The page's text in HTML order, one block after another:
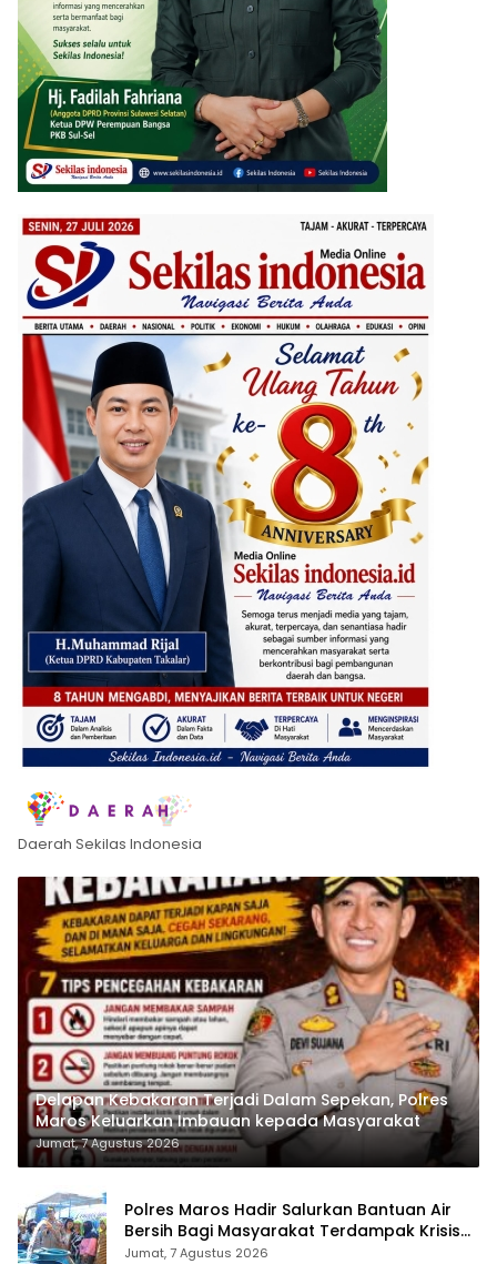
Daerah Sekilas Indonesia
Delapan Kebakaran Terjadi Dalam Sepekan, Polres
Maros Keluarkan Imbauan kepada Masyarakat
Jumat, 7 Agustus 2026
Polres Maros Hadir Salurkan Bantuan Air
Bersih Bagi Masyarakat Terdampak Krisis
Air Bersih Di Maros
Jumat, 7 Agustus 2026